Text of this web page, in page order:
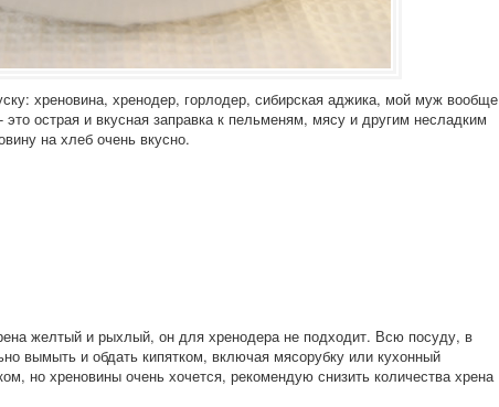
хреновина, хренодер, горлодер, сибирская аджика, мой муж вообще
это острая и вкусная заправка к пельменям, мясу и другим несладким
на хлеб очень вкусно.
желтый и рыхлый, он для хренодера не подходит. Всю посуду, в
вымыть и обдать кипятком, включая мясорубку или кухонный
но хреновины очень хочется, рекомендую снизить количества хрена